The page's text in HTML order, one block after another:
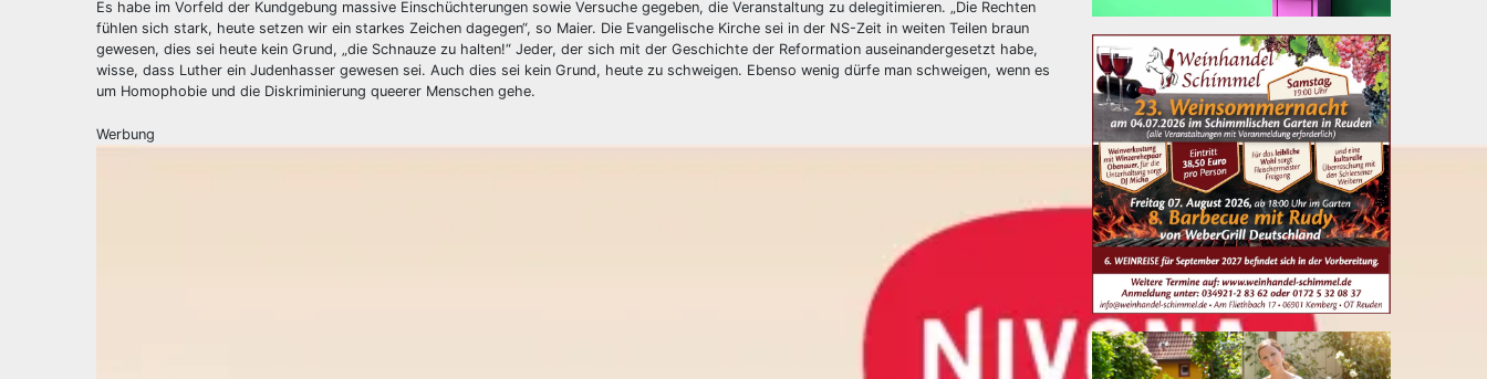
Es habe im Vorfeld der Kundgebung massive Einschüchterungen sowie Versuche gegeben, die Veranstaltung zu delegitimieren. „Die Rechten
fühlen sich stark, heute setzen wir ein starkes Zeichen dagegen“, so Maier. Die Evangelische Kirche sei in der NS-Zeit in weiten Teilen braun
gewesen, dies sei heute kein Grund, „die Schnauze zu halten!“ Jeder, der sich mit der Geschichte der Reformation auseinandergesetzt habe,
wisse, dass Luther ein Judenhasser gewesen sei. Auch dies sei kein Grund, heute zu schweigen. Ebenso wenig dürfe man schweigen, wenn es
um Homophobie und die Diskriminierung queerer Menschen gehe.
Werbung